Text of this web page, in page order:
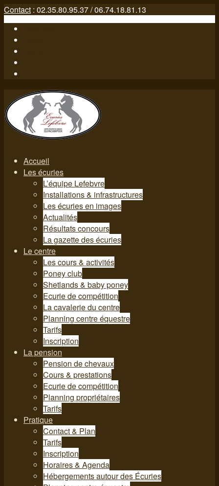
Contact : 02.35.80.95.37 / 06.74.18.81.13
Accueil
Les écuries
L’équipe Lefebvre
Installations & infrastructures
Les écuries en images
Actualités
Résultats concours
La gazette des écuries
Le centre
Les cours & activités
Poney club
Shetlands & baby poney
Ecurie de compétition
La cavalerie du centre
Planning centre équestre
Tarifs
Inscription
La pension
Pension de chevaux
Cours & prestations
Ecurie de compétition
Planning propriétaires
Tarifs
Pratique
Contact & Plan
Tarifs
Inscription
Horaires & Agenda
Hébergements autour des Écuries